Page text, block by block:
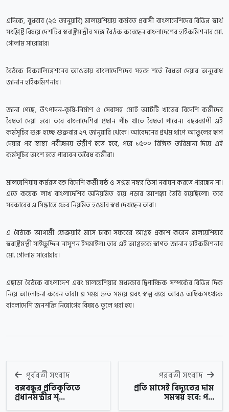
এদিকে, বুধবার (২৫ জানুয়ারি) মালয়েশিয়ায় কর্মরত প্রবাসী বাংলাদেশিদের বিভিন্ন স্বার্থ
সংশ্লিষ্ট বিষয়ে দেশটির স্বরাষ্ট্রমন্ত্রীর সঙ্গে বৈঠক করেছেন বাংলাদেশের হাইকমিশনার মো.
গোলাম সারোয়ার।
বৈঠকে রিক্যালিব্রেশনের আওতায় বাংলাদেশিদের সহজ শর্তে বৈধতা দেয়ার অনুরোধ
জানান হাইকমিশনার।
জানা গেছে, উৎপাদন-কৃষি-নির্মাণ ও সেবাসহ মোট আটটি খাতের বিদেশি কর্মীদের
বৈধতা দেয়া হবে। তবে বাংলাদেশিরা প্রধান পাঁচ খাতে বৈধতা পাবেন। বছরব্যাপী এই
কর্মসূচির শুরু হচ্ছে শুক্রবার ২৭ জানুয়ারি থেকে। আবেদনের প্রথম ধাপে আঙুলের ছাপ
দেয়ার পর স্বাস্থ্য পরীক্ষায় উত্তীর্ণ হতে হবে, পরে ১৫০০ রিঙ্গিত জরিমানা দিয়ে এই
কর্মসূচির অংশ হতে পারবেন অবৈধ কর্মীরা।
মালয়েশিয়ায় কর্মরত বহু বিদেশি কর্মী ষষ্ঠ ও সপ্তম নম্বর ভিসা নবায়ন করতে পারছেন না।
এতে কয়েক লাখ বাংলাদেশির অনিয়মিত হয়ে পড়ার আশঙ্কা তৈরি হয়েছিলো। তবে
সরকারের এ সিদ্ধান্তে ফের নিয়মিত হওয়ার স্বপ্ন দেখছেন তারা।
এ বৈঠকে আগামী ফেব্রুয়ারি মাসে ঢাকা সফরের আগ্রহ প্রকাশ করেন মালয়েশিয়ার
স্বরাষ্ট্রমন্ত্রী সাইফুদ্দিন নাসুশন ইসমাইল। তার এই আগ্রহকে স্বাগত জানান হাইকমিশনার
মো. গোলাম সারোয়ার।
এছাড়া বৈঠকে বাংলাদেশ এবং মালয়েশিয়ার মধ্যকার দ্বিপাক্ষিক সম্পর্কের বিভিন্ন দিক
নিয়ে আলোচনা করেন তারা। এ সময় দ্রুত সময়ে এবং স্বল্প ব্যয়ে আরও অধিকসংখ্যক
বাংলাদেশি জনশক্তি নিয়োগের বিষয়ও তুলে ধরা হয়।
পূর্ববর্তী সংবাদ
বঙ্গবন্ধুর প্রতিকৃতিতে
প্রধানমন্ত্রীর শ্...
পরবর্তী সংবাদ
প্রতি মাসেই বিদ্যুতের দাম
সমন্বয় হবে: প...